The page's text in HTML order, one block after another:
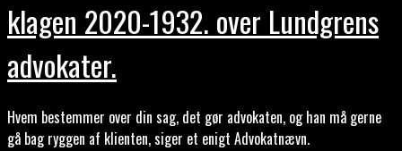
klagen 2020-1932. over Lundgrens
advokater.
Hvem bestemmer over din sag, det gør advokaten, og han må gerne
gå bag ryggen af klienten, siger et enigt Advokatnævn.